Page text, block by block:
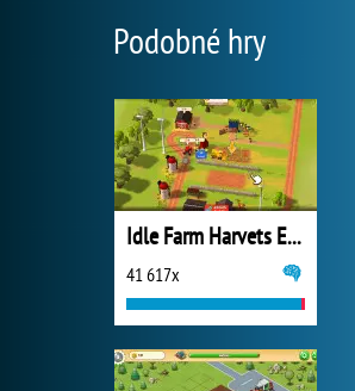
Podobné hry
Idle Farm Harvets Empire
41 617x